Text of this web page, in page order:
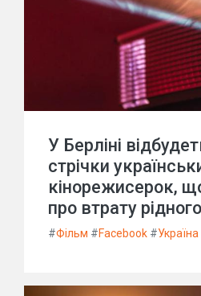
У Берліні
стрічки
кінорежисерок,
про втрату
#Фільм #Facebook #Україна